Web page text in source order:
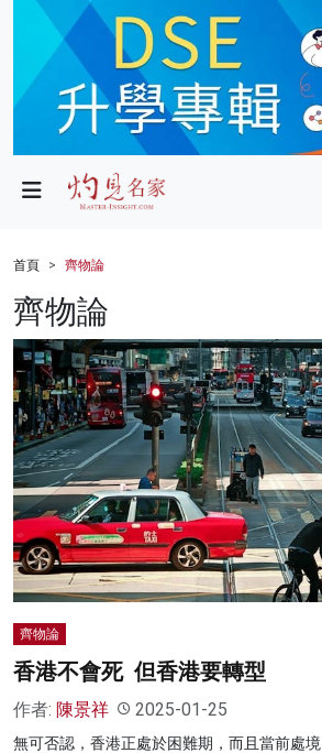
政局
財經
生活
健康
商業
科技
影片
名家榜
灼見活動
首頁 齊物論
齊物論
齊物論
香港不會死 但香港要轉型
作者: 陳景祥 2025-01-25
無可否認，香港正處於困難期，而且當前處